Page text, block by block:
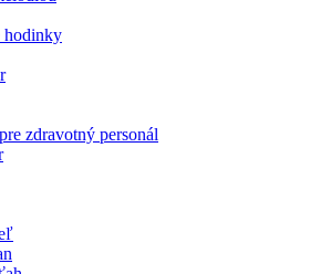
hodinky
zdravotný personál